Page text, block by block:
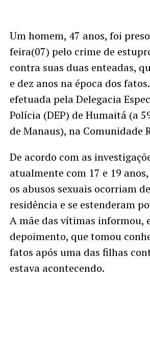
Um homem, 47 anos, foi
feira(07) pelo crime de
contra suas duas enteadas,
e dez anos na época dos
efetuada pela Delegacia
Polícia (DEP) de Humaitá (a
de Manaus), na Comunidade
De acordo com as
atualmente com 17 e 19
os abusos sexuais ocorriam
residência e se estenderam
A mãe das vítimas informou,
depoimento, que tomou
fatos após uma das filhas
estava acontecendo.